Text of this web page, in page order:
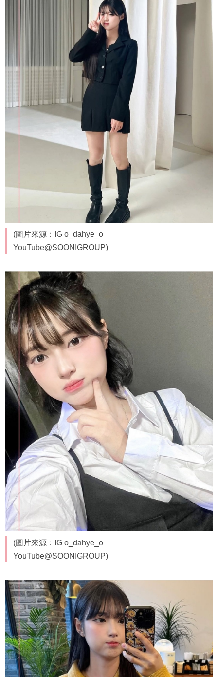
(圖片來源：IG o_dahye_o ，
YouTube@SOONIGROUP)
(圖片來源：IG o_dahye_o ，
YouTube@SOONIGROUP)